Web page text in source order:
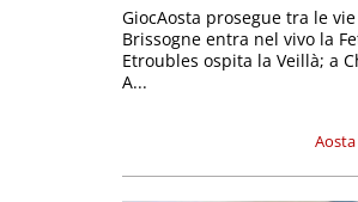
Aosta
GiocAosta prosegue tra le
Brissogne entra nel vivo la
Etroubles ospita la Veillà; a
A...